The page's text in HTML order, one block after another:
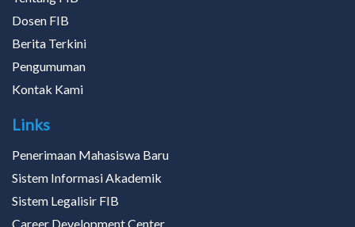
Dosen FIB
Berita Terkini
Pengumuman
Kontak Kami
Links
Penerimaan Mahasiswa Baru
Sistem Informasi Akademik
Sistem Legalisir FIB
Career Development Center